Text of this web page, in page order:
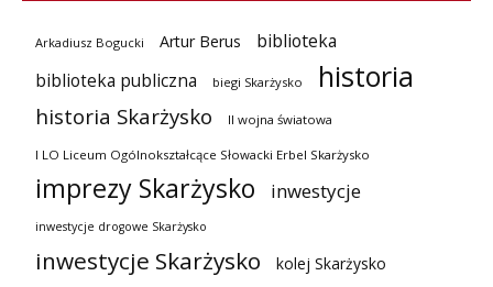
Arkadiusz Bogucki Artur Berus
biblioteka
biblioteka publiczna
biegi Skarżysko historia
historia Skarżysko II wojna światowa
I LO Liceum Ogólnokształcące Słowacki Erbel Skarżysko
imprezy Skarżysko inwestycje
inwestycje drogowe Skarżysko
inwestycje Skarżysko kolej Skarżysko